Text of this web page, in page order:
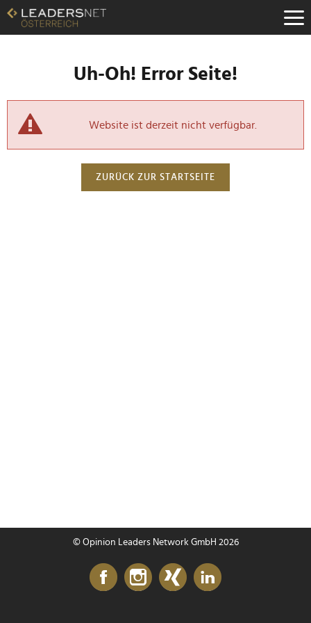
Uh-Oh! Error Seite!
Website ist derzeit nicht verfügbar.
ZURÜCK ZUR STARTSEITE
© Opinion Leaders Network GmbH 2026